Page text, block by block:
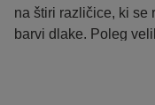
na štiri različice, ki se
barvi dlake. Poleg